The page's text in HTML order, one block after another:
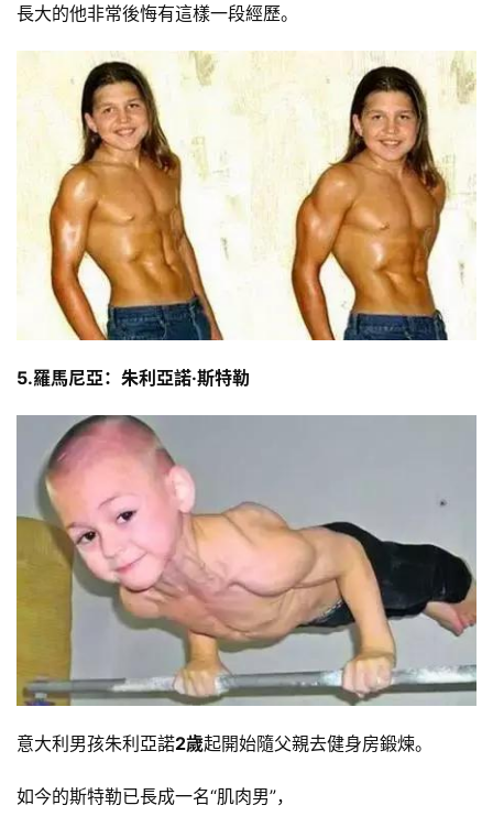
長大的他非常後悔有這樣一段經歷。
5.羅馬尼亞：朱利亞諾·斯特勒
意大利男孩朱利亞諾2歲起開始隨父親去健身房鍛煉。
如今的斯特勒已長成一名“肌肉男”，